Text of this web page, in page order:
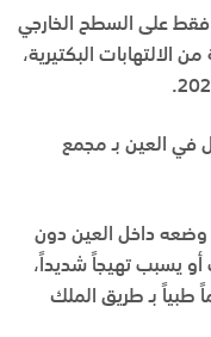
على السطح الخارجي
الالتهابات البكتيرية،
في العين بـ مجمع
وضعه داخل العين دون
يسبب تهيجاً شديداً،
بـ طريق الملك